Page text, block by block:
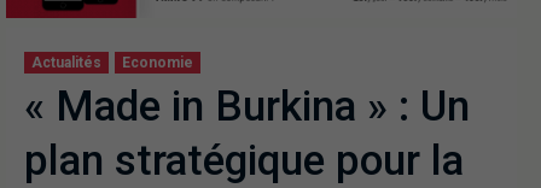
Actualités Economie
« Made in Burkina » : Un
plan stratégique pour la